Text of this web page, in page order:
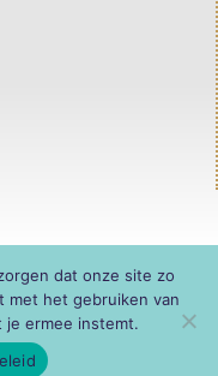
dat onze site zo
met het gebruiken van
je ermee instemt.